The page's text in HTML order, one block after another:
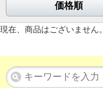
価格順
現在、商品はございません。